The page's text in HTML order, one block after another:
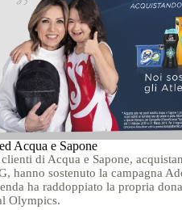
Acqua e Sapone
di Acqua e Sapone,
hanno sostenuto la campagna
ha raddoppiato la propria
Olympics.